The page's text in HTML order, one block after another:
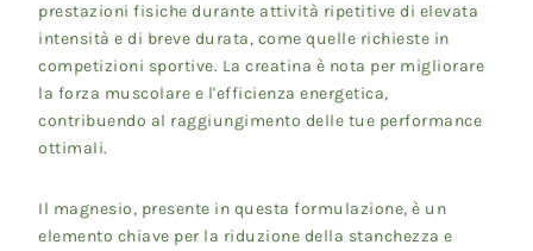
prestazioni fisiche durante attività ripetitive di elevata
intensità e di breve durata, come quelle richieste in
competizioni sportive. La creatina è nota per migliorare
la forza muscolare e l'efficienza energetica,
contribuendo al raggiungimento delle tue performance
ottimali.
Il magnesio, presente in questa formulazione, è un
elemento chiave per la riduzione della stanchezza e